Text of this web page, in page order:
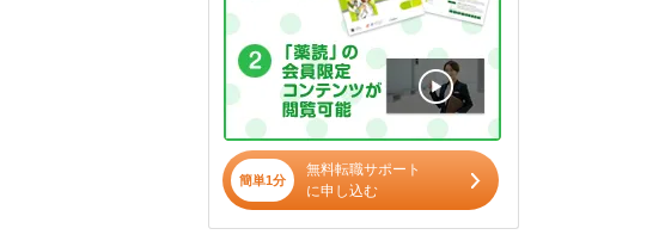
簡単1分
無料転職サポート
に申し込む